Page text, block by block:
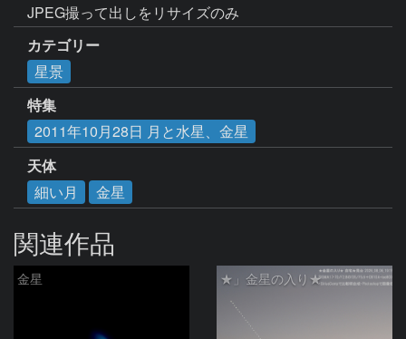
JPEG撮って出しをリサイズのみ
カテゴリー
星景
特集
2011年10月28日 月と水星、金星
天体
細い月
金星
関連作品
金星 ★」金星の入り★